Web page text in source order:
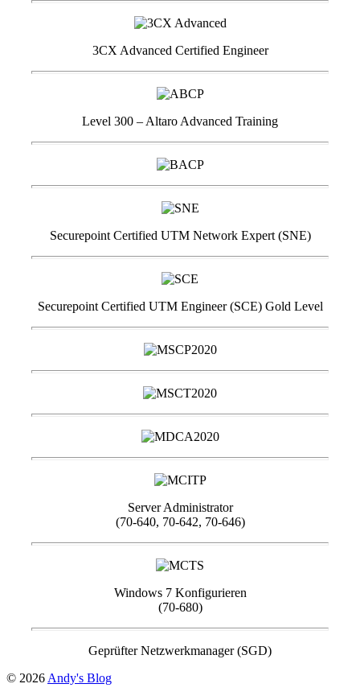
3CX Advanced Certified Engineer
Level 300 – Altaro Advanced Training
Securepoint Certified UTM Network Expert (SNE)
Securepoint Certified UTM Engineer (SCE) Gold Level
Server Administrator
(70-640, 70-642, 70-646)
Windows 7 Konfigurieren
(70-680)
Geprüfter Netzwerkmanager (SGD)
© 2026 Andy's Blog